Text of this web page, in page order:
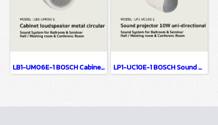
LB1-UM06E-1 BOSCH Cabinet loudspeaker, metal, circular / Sound System for Ballroom & Seminar Hall / Meeting room & Conference Room LP1-UC10E-1 BOSCH Sound projector, 10W, uni-directional / Sound System for Ballroom & Seminar Hall / Meeting room & Conference Room